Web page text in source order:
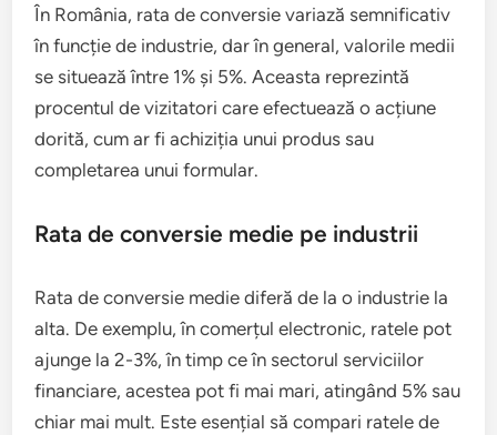
În România, rata de conversie variază semnificativ
în funcție de industrie, dar în general, valorile medii
se situează între 1% și 5%. Aceasta reprezintă
procentul de vizitatori care efectuează o acțiune
dorită, cum ar fi achiziția unui produs sau
completarea unui formular.
Rata de conversie medie pe industrii
Rata de conversie medie diferă de la o industrie la
alta. De exemplu, în comerțul electronic, ratele pot
ajunge la 2-3%, în timp ce în sectorul serviciilor
financiare, acestea pot fi mai mari, atingând 5% sau
chiar mai mult. Este esențial să compari ratele de